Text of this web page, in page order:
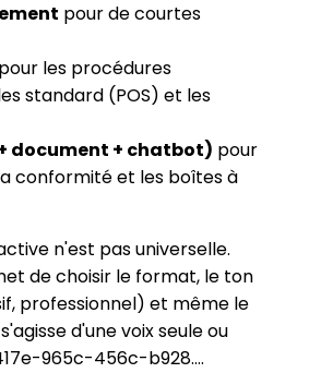
pour de courtes
pour les procédures
standard (POS) et les
document + chatbot) pour
conformité et les boîtes à
n'est pas universelle.
de choisir le format, le ton
professionnel) et même le
d'une voix seule ou
965c-456c-b928….